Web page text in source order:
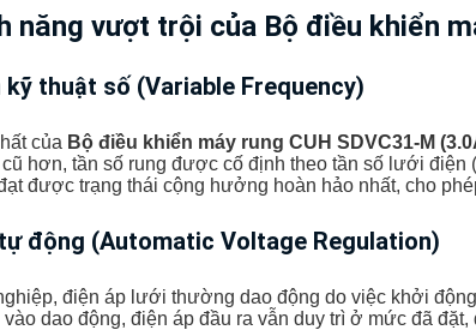
năng vượt trội của Bộ điều khiển
kỹ thuật số (Variable Frequency)
của Bộ điều khiển máy rung CUH SDVC31-M
hơn, tần số rung được cố định theo tần số lưới
được trạng thái cộng hưởng hoàn hảo nhất, cho
động (Automatic Voltage Regulation)
điện áp lưới thường dao động do việc khởi
dao động, điện áp đầu ra vẫn duy trì ở mức đã